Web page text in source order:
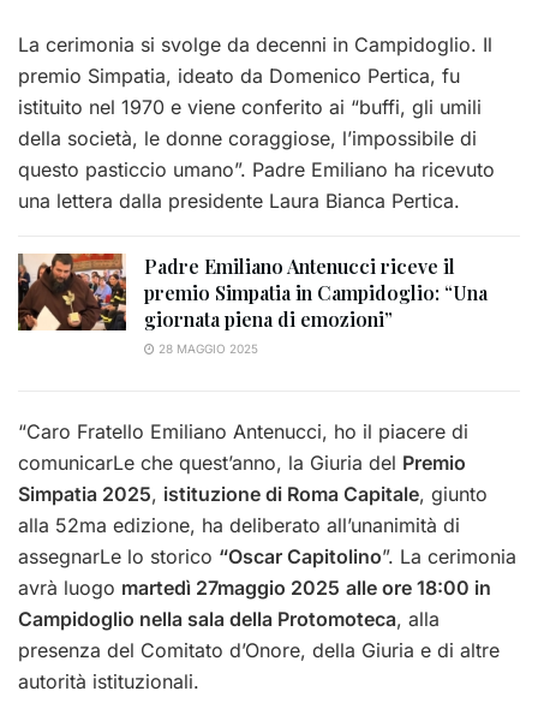
La cerimonia si svolge da decenni in Campidoglio. Il
premio Simpatia, ideato da Domenico Pertica, fu
istituito nel 1970 e viene conferito ai “buffi, gli umili
della società, le donne coraggiose, l’impossibile di
questo pasticcio umano”. Padre Emiliano ha ricevuto
una lettera dalla presidente Laura Bianca Pertica.
Padre Emiliano Antenucci riceve il
premio Simpatia in Campidoglio: “Una
giornata piena di emozioni”
28 MAGGIO 2025
“Caro Fratello Emiliano Antenucci, ho il piacere di
comunicarLe che quest’anno, la Giuria del Premio
Simpatia 2025, istituzione di Roma Capitale, giunto
alla 52ma edizione, ha deliberato all’unanimità di
assegnarLe lo storico “Oscar Capitolino”. La cerimonia
avrà luogo martedì 27maggio 2025 alle ore 18:00 in
Campidoglio nella sala della Protomoteca, alla
presenza del Comitato d’Onore, della Giuria e di altre
autorità istituzionali.